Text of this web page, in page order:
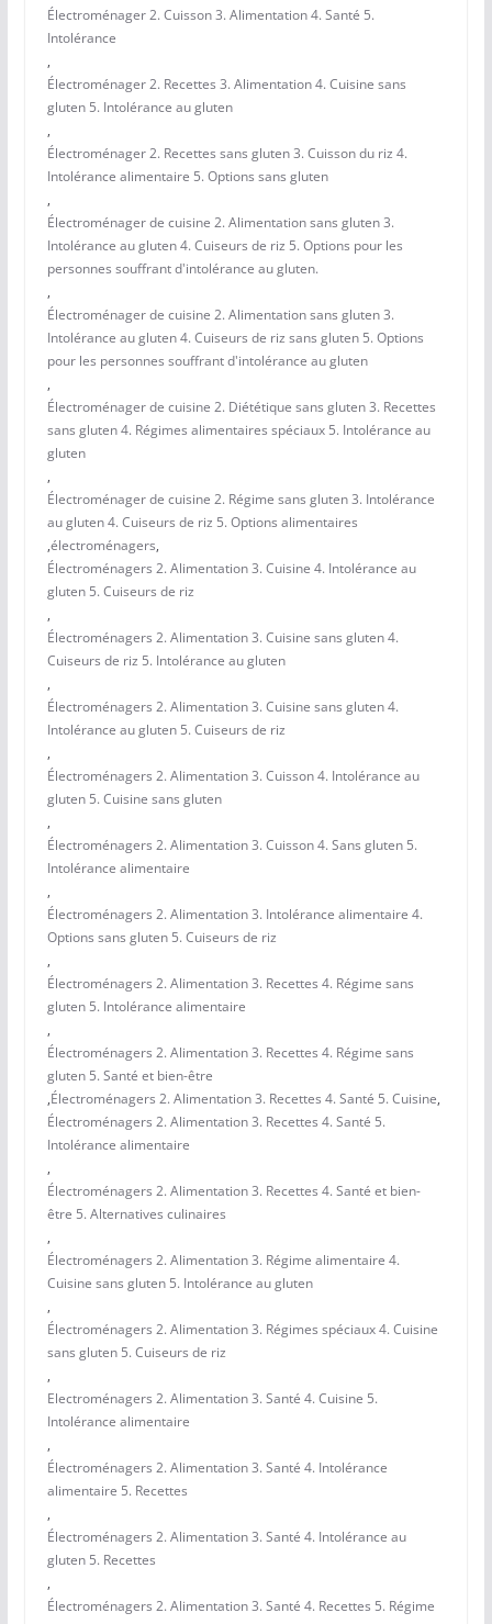
Électroménager 2. Cuisson 3. Alimentation 4. Santé 5.
Intolérance
,
Électroménager 2. Recettes 3. Alimentation 4. Cuisine sans
gluten 5. Intolérance au gluten
,
Électroménager 2. Recettes sans gluten 3. Cuisson du riz 4.
Intolérance alimentaire 5. Options sans gluten
,
Électroménager de cuisine 2. Alimentation sans gluten 3.
Intolérance au gluten 4. Cuiseurs de riz 5. Options pour les
personnes souffrant d'intolérance au gluten.
,
Électroménager de cuisine 2. Alimentation sans gluten 3.
Intolérance au gluten 4. Cuiseurs de riz sans gluten 5. Options
pour les personnes souffrant d'intolérance au gluten
,
Électroménager de cuisine 2. Diététique sans gluten 3. Recettes
sans gluten 4. Régimes alimentaires spéciaux 5. Intolérance au
gluten
,
Électroménager de cuisine 2. Régime sans gluten 3. Intolérance
au gluten 4. Cuiseurs de riz 5. Options alimentaires
,électroménagers,
Électroménagers 2. Alimentation 3. Cuisine 4. Intolérance au
gluten 5. Cuiseurs de riz
,
Électroménagers 2. Alimentation 3. Cuisine sans gluten 4.
Cuiseurs de riz 5. Intolérance au gluten
,
Électroménagers 2. Alimentation 3. Cuisine sans gluten 4.
Intolérance au gluten 5. Cuiseurs de riz
,
Électroménagers 2. Alimentation 3. Cuisson 4. Intolérance au
gluten 5. Cuisine sans gluten
,
Électroménagers 2. Alimentation 3. Cuisson 4. Sans gluten 5.
Intolérance alimentaire
,
Électroménagers 2. Alimentation 3. Intolérance alimentaire 4.
Options sans gluten 5. Cuiseurs de riz
,
Électroménagers 2. Alimentation 3. Recettes 4. Régime sans
gluten 5. Intolérance alimentaire
,
Électroménagers 2. Alimentation 3. Recettes 4. Régime sans
gluten 5. Santé et bien-être
,Électroménagers 2. Alimentation 3. Recettes 4. Santé 5. Cuisine,
Électroménagers 2. Alimentation 3. Recettes 4. Santé 5.
Intolérance alimentaire
,
Électroménagers 2. Alimentation 3. Recettes 4. Santé et bien-
être 5. Alternatives culinaires
,
Électroménagers 2. Alimentation 3. Régime alimentaire 4.
Cuisine sans gluten 5. Intolérance au gluten
,
Électroménagers 2. Alimentation 3. Régimes spéciaux 4. Cuisine
sans gluten 5. Cuiseurs de riz
,
Electroménagers 2. Alimentation 3. Santé 4. Cuisine 5.
Intolérance alimentaire
,
Électroménagers 2. Alimentation 3. Santé 4. Intolérance
alimentaire 5. Recettes
,
Électroménagers 2. Alimentation 3. Santé 4. Intolérance au
gluten 5. Recettes
,
Électroménagers 2. Alimentation 3. Santé 4. Recettes 5. Régime